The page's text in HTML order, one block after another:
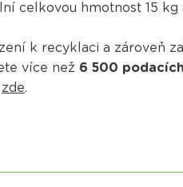
celkovou hmotnost 15
k recyklaci a zároveň
více než 6 500
zde.